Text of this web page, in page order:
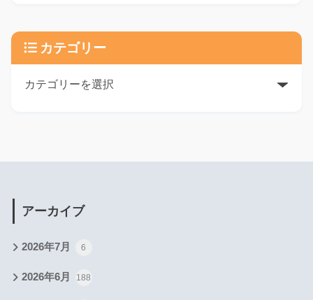
カテゴリー
アーカイブ
2026年7月 6
2026年6月 188